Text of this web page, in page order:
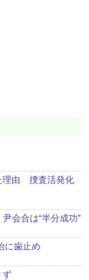
理由 捜査活発化
会合は“半分成功”
に歯止め
ず